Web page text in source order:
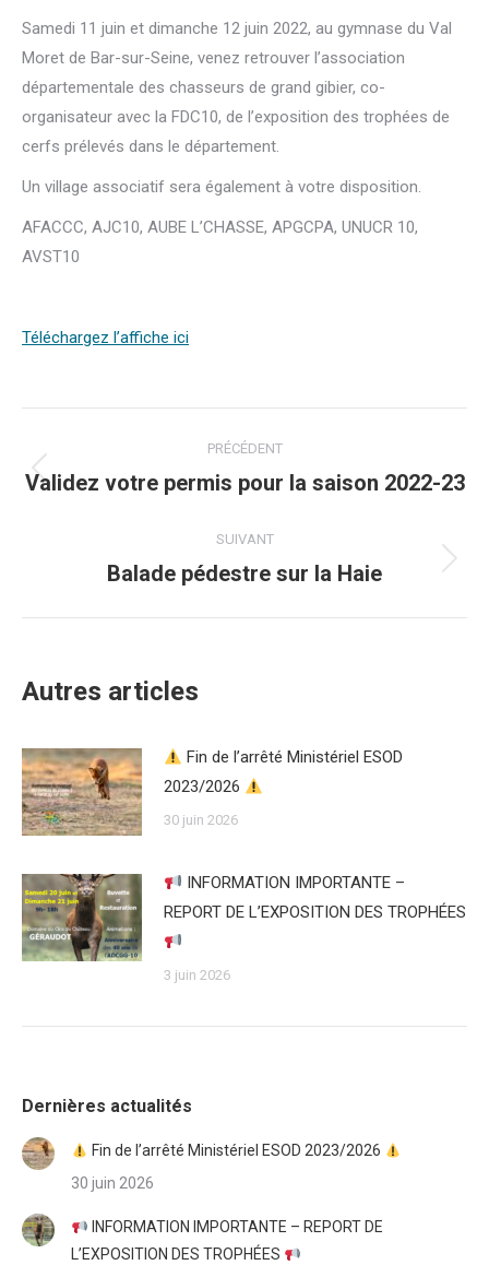
Samedi 11 juin et dimanche 12 juin 2022, au gymnase du Val
Moret de Bar-sur-Seine, venez retrouver l’association
départementale des chasseurs de grand gibier, co-
organisateur avec la FDC10, de l’exposition des trophées de
cerfs prélevés dans le département.
Un village associatif sera également à votre disposition.
AFACCC, AJC10, AUBE L’CHASSE, APGCPA, UNUCR 10,
AVST10
Téléchargez l’affiche ici
article
PRÉCÉDENT
Article
:
Validez votre permis pour la saison 2022-23
SUIVANT
Article
Balade pédestre sur la Haie
Autres articles
Fin de l’arrêté Ministériel ESOD
2023/2026
30 juin 2026
INFORMATION IMPORTANTE –
REPORT DE L’EXPOSITION DES TROPHÉES
3 juin 2026
Dernières actualités
Fin de l’arrêté Ministériel ESOD 2023/2026
30 juin 2026
INFORMATION IMPORTANTE – REPORT DE
L’EXPOSITION DES TROPHÉES